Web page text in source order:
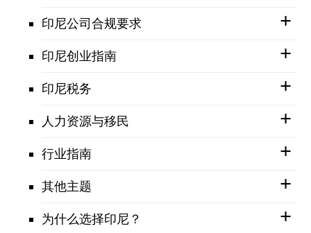
印尼公司合规要求
印尼创业指南
印尼税务
人力资源与移民
行业指南
其他主题
为什么选择印尼？